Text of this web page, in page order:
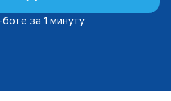
за 1 минуту